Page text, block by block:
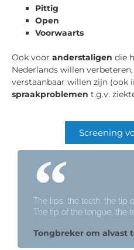
Pittig
Open
Voorwaarts
Ook voor anderstaligen die
Nederlands willen
verstaanbaar willen zijn (ook
spraakproblemen t.g.v.
Screening
The lips, the teeth, the tip
The tip of the tongue, the
Tongbreker om alvast